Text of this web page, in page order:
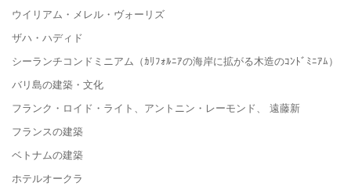
ウイリアム・メレル・ヴォーリズ
ザハ・ハディド
シーランチコンドミニアム（ｶﾘﾌｫﾙﾆｱの海岸に拡がる木造のｺﾝﾄﾞﾐﾆｱﾑ）
バリ島の建築・文化
フランク・ロイド・ライト、アントニン・レーモンド、 遠藤新
フランスの建築
ベトナムの建築
ホテルオークラ